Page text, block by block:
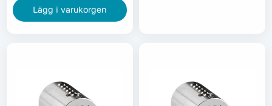
Lägg i varukorgen